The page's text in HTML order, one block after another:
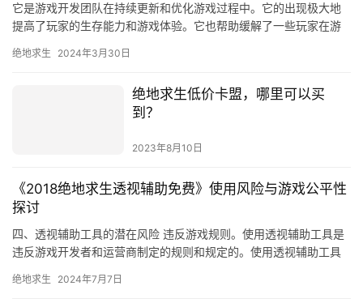
它是游戏开发团队在持续更新和优化游戏过程中。它的出现极大地
提高了玩家的生存能力和游戏体验。它也帮助缓解了一些玩家在游
绝地求生 2024年3月30日
绝地求生低价卡盟，哪里可以买
到？
2023年8月10日
《2018绝地求生透视辅助免费》使用风险与游戏公平性
探讨
四、透视辅助工具的潜在风险 违反游戏规则。使用透视辅助工具是
违反游戏开发者和运营商制定的规则和规定的。使用透视辅助工具
绝地求生 2024年7月7日